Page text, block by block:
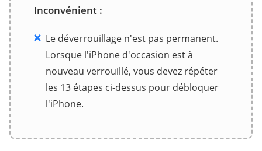
Inconvénient :
Le déverrouillage n'est pas permanent.
Lorsque l'iPhone d'occasion est à
nouveau verrouillé, vous devez répéter
les 13 étapes ci-dessus pour débloquer
l'iPhone.